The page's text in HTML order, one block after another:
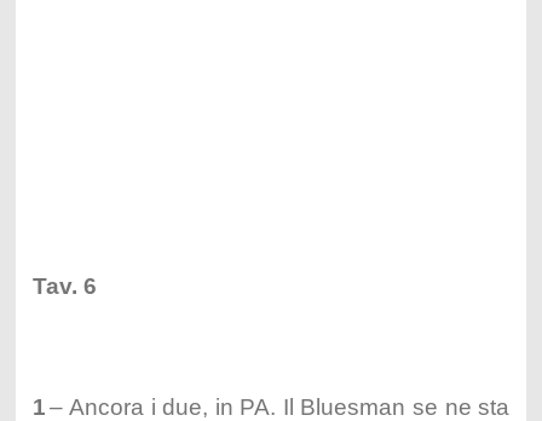
Tav. 6
1 – Ancora i due, in PA. Il Bluesman se ne sta